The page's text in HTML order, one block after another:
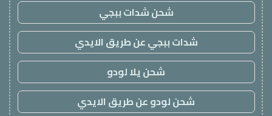
شحن شدات ببجي
شدات ببجي عن طريق الايدي
شحن يلا لودو
شحن لودو عن طريق الايدي